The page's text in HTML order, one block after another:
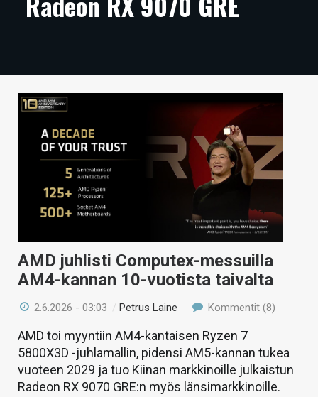
ARTIKKELIT
TECHBBS
TIETOA
HINTA.FI
VAIHDA TEEMA
HAKU
AMD juhlisti Computex-messuilla
AM4-kannan 10-vuotista taivalta
2.6.2026 - 03:03 /Petrus Laine Kommentit (8)
AMD toi myyntiin AM4-kantaisen Ryzen 7
5800X3D -juhlamallin, pidensi AM5-kannan tukea
vuoteen 2029 ja tuo Kiinan markkinoille julkaistun
Radeon RX 9070 GRE:n myös länsimarkkinoille.